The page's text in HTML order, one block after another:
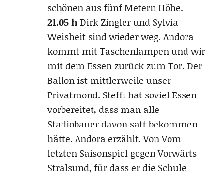
schönen aus fünf Metern Höhe.
21.05 hDirk Zingler und Sylvia
Weisheit sind wieder weg. Andora
kommt mit Taschenlampen und wir
mit dem Essen zurück zum Tor. Der
Ballon ist mittlerweile unser
Privatmond. Steffi hat soviel Essen
vorbereitet, dass man alle
Stadiobauer davon satt bekommen
hätte. Andora erzählt. Von Vom
letzten Saisonspiel gegen Vorwärts
Stralsund, für dass er die Schule